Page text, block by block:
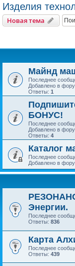
Изделия
Новая тема
Майнд
Последнее
Добавлено в
Ответы: 1
БОНУС!
Последнее
Добавлено в
Ответы: 4
Каталог
Последнее
Добавлено в
Энергии.
Последнее
Ответы: 836
Карта
Последнее
Ответы: 439